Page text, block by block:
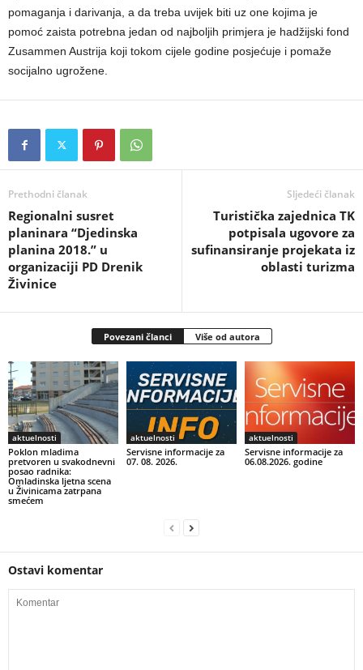
pomaganja i darivanja, a da treba uvijek biti uz one kojima je
pomoć zaista potrebna jedan od najboljih primjera je hadžijski fond
Zusammen Austrija koji tokom cijele godine posjećuje i pomaže
socijalno ugrožene.
Prethodni članak
Regionalni susret
planinara “Djedinska
planina 2018.” u
organizaciji PD Drenik
Živinice
Sljedeći članak
Turistička zajednica TK
potpisala ugovore za
sufinansiranje projekata iz
oblasti turizma
Povezani članci Više od autora
aktuelnosti
Poklon mladima
pretvoren u svakodnevni
posao radnika:
Omladinska ljetna scena
u Živinicama zatrpana
smećem
aktuelnosti
Servisne informacije za
07. 08. 2026.
aktuelnosti
Servisne informacije za
06.08.2026. godine
Ostavi komentar